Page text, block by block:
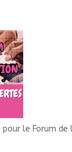
le Forum de